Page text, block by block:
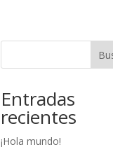
Entradas
recientes
¡Hola mundo!